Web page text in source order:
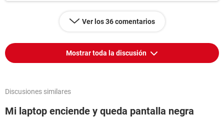
Ver los 36 comentarios
Mostrar toda la discusión
Discusiones similares
Mi laptop enciende y queda pantalla negra